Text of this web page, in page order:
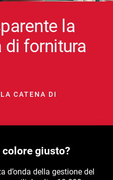
la
di fornitura
CATENA DI
giusto?
d’onda della gestione del